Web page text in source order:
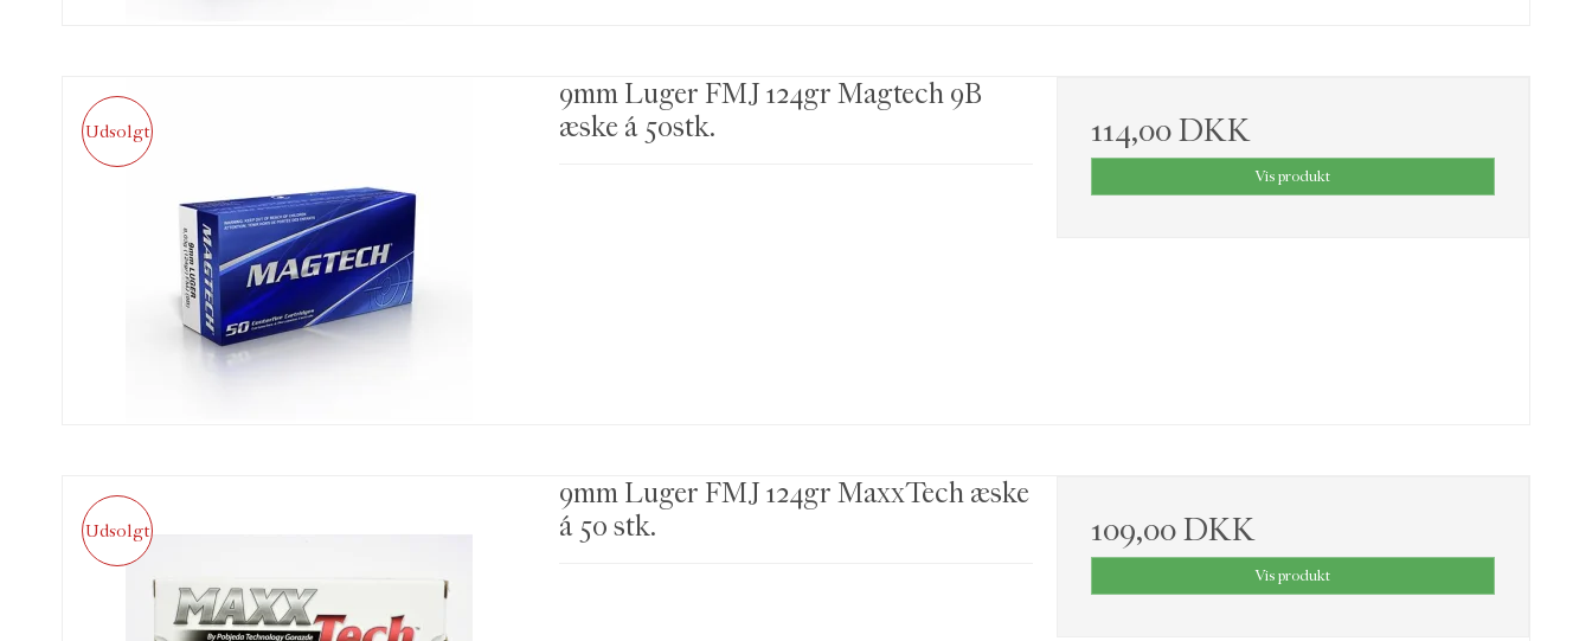
Udsolgt
9mm Luger FMJ 124gr Magtech 9B
æske á 50stk.
114,00 DKK
Vis produkt
Udsolgt
9mm Luger FMJ 124gr MaxxTech æske
á 50 stk.
109,00 DKK
Vis produkt